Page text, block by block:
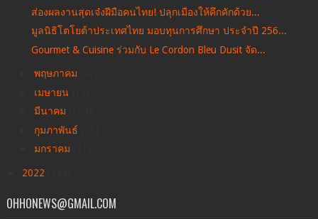
ส่องผลงานสุดเจ๋งฝีมือคนไทย! ปลุกเมืองให้คึกคักด้วย...
มูลนิธิโตโยต้าประเทศไทย มอบทุนการศึกษา ประจำปี 256...
Gourmet & Cuisine ร่วมกับ Le Cordon Bleu Dusit จัด...
พฤษภาคม
เมษายน
มีนาคม
กุมภาพันธ์
มกราคม
2022
OHHONEWS@GMAIL.COM